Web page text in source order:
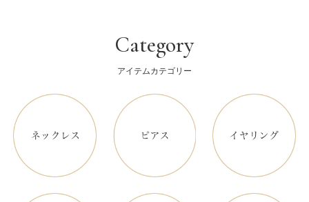
Category
アイテムカテゴリー